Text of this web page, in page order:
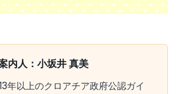
内人：小坂井 真美
年以上のクロアチア政府公認ガイ